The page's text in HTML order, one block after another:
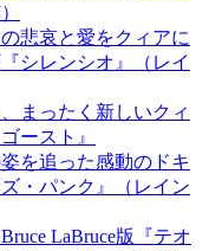
悲哀と愛をクィアに
シレンシオ』（レイ
まったく新しいクィ
ースト』
を追った感動のドキ
・パンク』（レイン
LaBruce版『テオ